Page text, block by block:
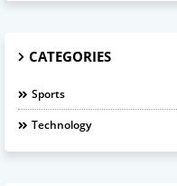
CATEGORIES
Sports
Technology